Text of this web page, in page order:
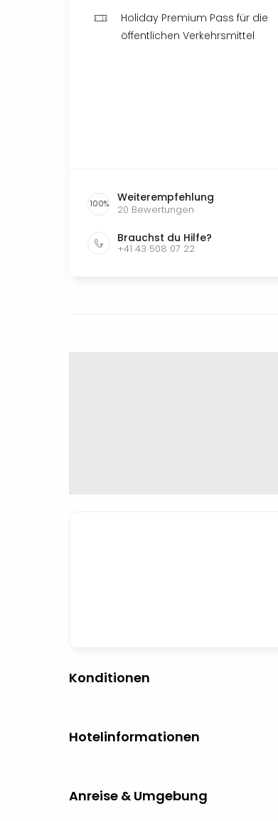
Holiday Premium Pass für die
öffentlichen Verkehrsmittel
100% Weiterempfehlung
20 Bewertungen
Brauchst du Hilfe?
+41 43 508 07 22
Konditionen
Hotelinformationen
Anreise & Umgebung